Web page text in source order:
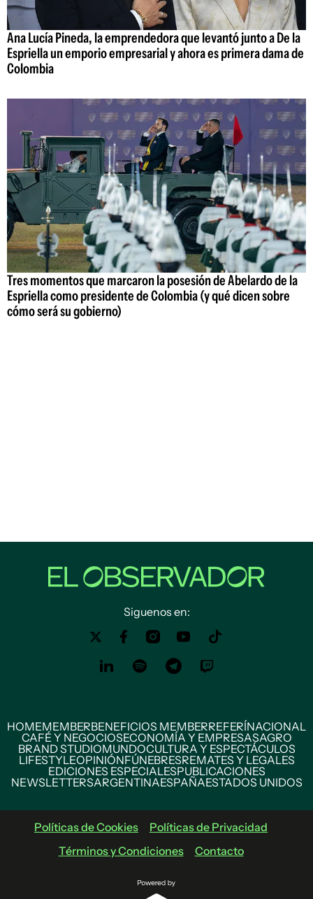
Ana Lucía Pineda, la emprendedora que levantó junto a De la
Espriella un emporio empresarial y ahora es primera dama de
Colombia
Tres momentos que marcaron la posesión de Abelardo de la
Espriella como presidente de Colombia (y qué dicen sobre
cómo será su gobierno)
Siguenos en:
HOMEMEMBERBENEFICIOS MEMBERREFERÍNACIONAL
CAFÉ Y NEGOCIOSECONOMÍA Y EMPRESASAGRO
BRAND STUDIOMUNDOCULTURA Y ESPECTÁCULOS
LIFESTYLEOPINIÓNFÚNEBRESREMATES Y LEGALES
EDICIONES ESPECIALESPUBLICACIONES
NEWSLETTERSARGENTINAESPAÑAESTADOS UNIDOS
Políticas de Cookies
Políticas de Privacidad
Términos y Condiciones
Contacto